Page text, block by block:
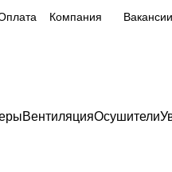
Компания Вакансии
ВентиляцияОсушители